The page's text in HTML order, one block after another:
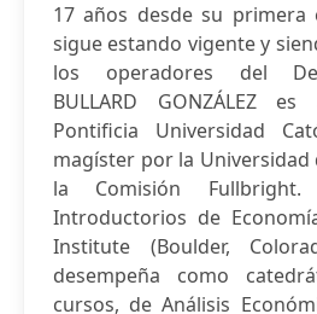
17 años desde su primera
sigue estando vigente y
los operadores del
BULLARD GONZÁLEZ
Pontificia Universidad
magíster por la Universidad
la Comisión Fullbright.
Introductorios de
Institute (Boulder,
desempeña como
cursos, de Análisis